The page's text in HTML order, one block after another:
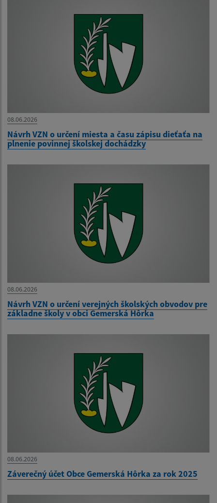
08.06.2026
Návrh VZN o určení miesta a času zápisu dieťaťa na
plnenie povinnej školskej dochádzky
08.06.2026
Návrh VZN o určení verejných školských obvodov pre
základne školy v obci Gemerská Hôrka
08.06.2026
Záverečný účet Obce Gemerská Hôrka za rok 2025